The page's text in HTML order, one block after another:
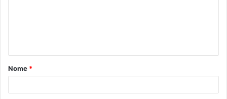
á
r
Nome *